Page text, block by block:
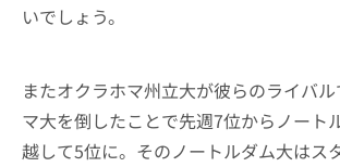
いでしょう。
またオクラホマ州立大が彼らのライバ
マ大を倒したことで先週7位からノート
越して5位に。そのノートルダム大はス